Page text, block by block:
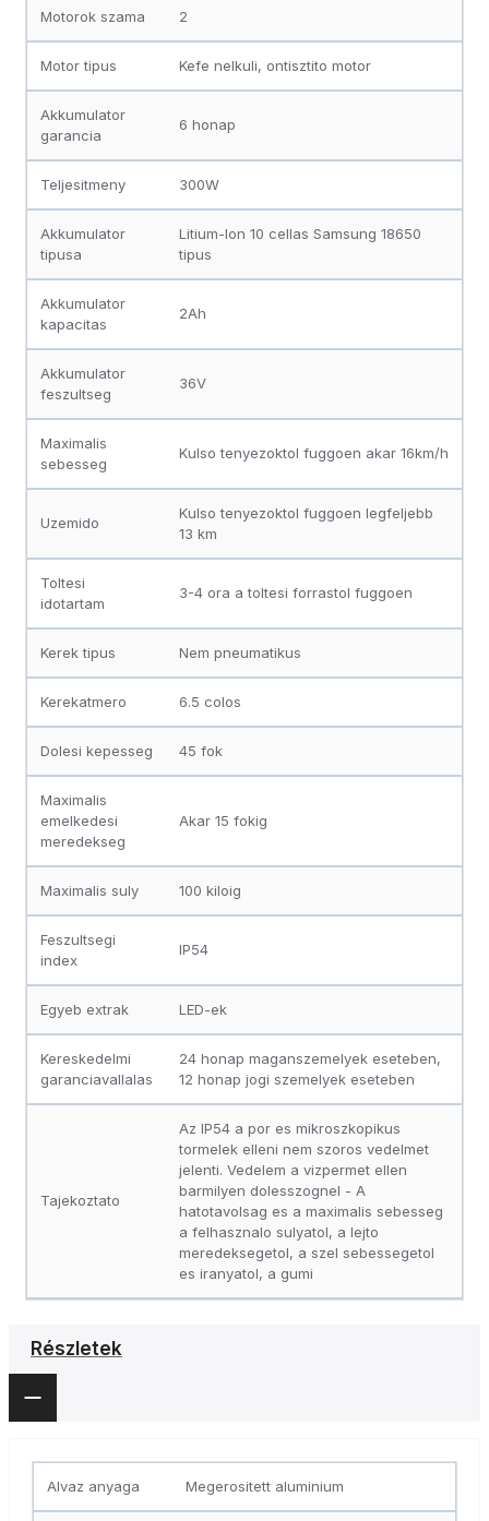
Motorok szama 2
Motor tipus Kefe nelkuli, ontisztito motor
Akkumulator
garancia
6 honap
Teljesitmeny 300W
Akkumulator
tipusa
Litium-Ion 10 cellas Samsung 18650
tipus
Akkumulator
kapacitas
2Ah
Akkumulator
feszultseg
36V
Maximalis
sebesseg
Kulso tenyezoktol fuggoen akar 16km/h
Uzemido
Kulso tenyezoktol fuggoen legfeljebb
13 km
Toltesi
idotartam
3-4 ora a toltesi forrastol fuggoen
Kerek tipus Nem pneumatikus
Kerekatmero 6.5 colos
Dolesi kepesseg 45 fok
Maximalis
emelkedesi
meredekseg
Akar 15 fokig
Maximalis suly 100 kiloig
Feszultsegi
index
IP54
Egyeb extrak LED-ek
Kereskedelmi
garanciavallalas
24 honap maganszemelyek eseteben,
12 honap jogi szemelyek eseteben
Tajekoztato
Az IP54 a por es mikroszkopikus
tormelek elleni nem szoros vedelmet
jelenti. Vedelem a vizpermet ellen
barmilyen dolesszognel - A
hatotavolsag es a maximalis sebesseg
a felhasznalo sulyatol, a lejto
meredeksegetol, a szel sebessegetol
es iranyatol, a gumi
Részletek
Alvaz anyaga Megerositett aluminium